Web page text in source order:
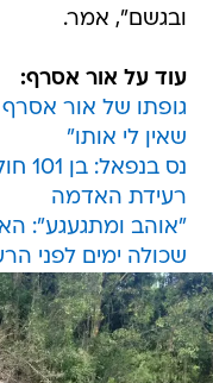
ובגשם", אמר.
עוד על אור אסרף:
גופתו של אור
שאין לי אותו"
נס
רעידת האדמה
"אוהב ומתגעגע":
שכולה ימים לפני